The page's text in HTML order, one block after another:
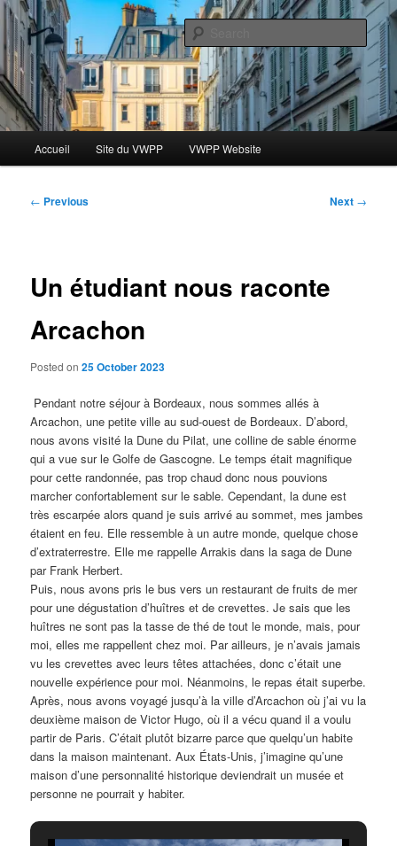
Skip
primary
contentBlog VWPP
Le blog des étudiants du Vassar-Wesleyan Programme à Paris
Accueil Site du VWPP VWPP Website
Post
← Previous Next →
Un étudiant nous raconte
Arcachon
Posted on25 October 2023
Pendant notre séjour à Bordeaux, nous sommes allés à
Arcachon, une petite ville au sud-ouest de Bordeaux. D’abord,
nous avons visité la Dune du Pilat, une colline de sable énorme
qui a vue sur le Golfe de Gascogne. Le temps était magnifique
pour cette randonnée, pas trop chaud donc nous pouvions
marcher confortablement sur le sable. Cependant, la dune est
très escarpée alors quand je suis arrivé au sommet, mes jambes
étaient en feu. Elle ressemble à un autre monde, quelque chose
d’extraterrestre. Elle me rappelle Arrakis dans la saga de Dune
par Frank Herbert.
Puis, nous avons pris le bus vers un restaurant de fruits de mer
pour une dégustation d’huîtres et de crevettes. Je sais que les
huîtres ne sont pas la tasse de thé de tout le monde, mais, pour
moi, elles me rappellent chez moi. Par ailleurs, je n’avais jamais
vu les crevettes avec leurs têtes attachées, donc c’était une
nouvelle expérience pour moi. Néanmoins, le repas était superbe.
Après, nous avons voyagé jusqu’à la ville d’Arcachon où j’ai vu la
deuxième maison de Victor Hugo, où il a vécu quand il a voulu
partir de Paris. C’était plutôt bizarre parce que quelqu’un habite
dans la maison maintenant. Aux États-Unis, j’imagine qu’une
maison d’une personnalité historique deviendrait un musée et
personne ne pourrait y habiter.